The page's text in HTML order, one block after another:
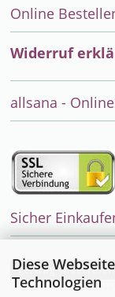
Diese
Technologien
Online
Widerruf
allsana -
Sicher
Vertrag widerrufen
Endlich einfach